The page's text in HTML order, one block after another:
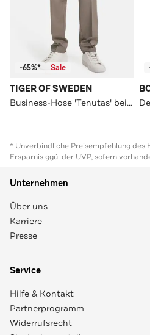
-65%* Sale
TIGER OF SWEDEN
Business-Hose 'Tenutas' beige
* Unverbindliche Preisempfehlung des
Ersparnis ggü. der UVP, sofern
Unternehmen
Über uns
Karriere
Presse
Service
Hilfe & Kontakt
Partnerprogramm
Widerrufsrecht